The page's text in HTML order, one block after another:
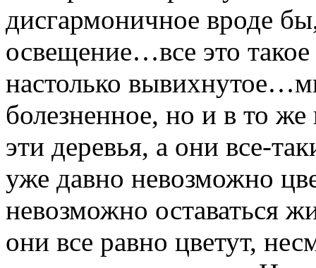
дисгармоничное вроде
освещение…все это
настолько
болезненное, но и в то
эти деревья, а они все-
уже давно невозможно
невозможно оставаться
они все равно цветут,